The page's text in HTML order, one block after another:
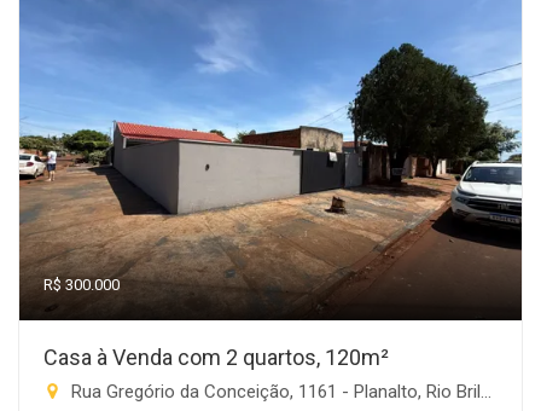
R$ 300.000
Casa à Venda com 2 quartos, 120m²
Rua Gregório da Conceição, 1161 - Planalto, Rio Brilhante-MS